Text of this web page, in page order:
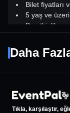
Bilet fiyatları
5 yaş ve üzeri
Bu etkinlik
Daha
İstanbul
Harbiye
Tıkla, karşılaştır,